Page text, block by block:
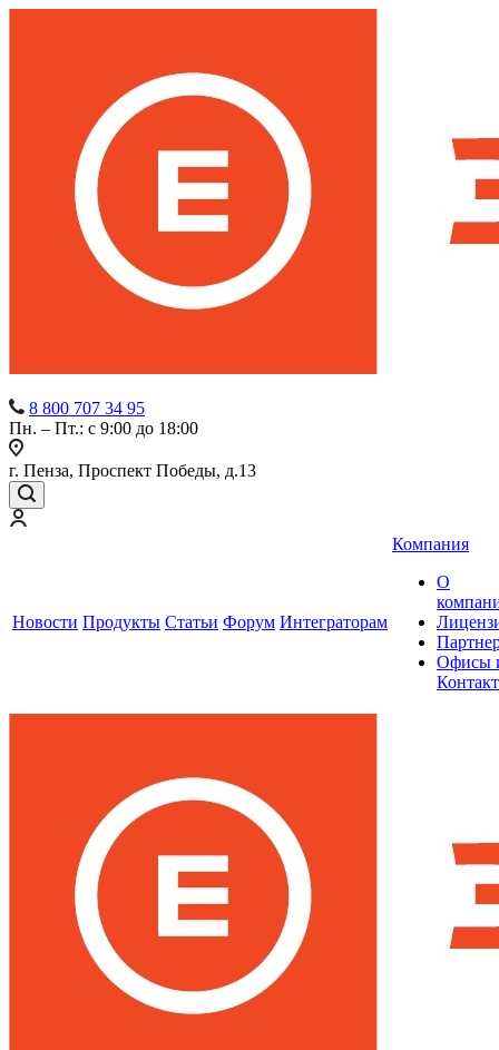
8 800 707 34 95
Пн. – Пт.: с 9:00 до 18:00
г. Пенза, Проспект Победы, д.13
Новости Продукты Статьи Форум Интеграторам
Компания
О
Офисы